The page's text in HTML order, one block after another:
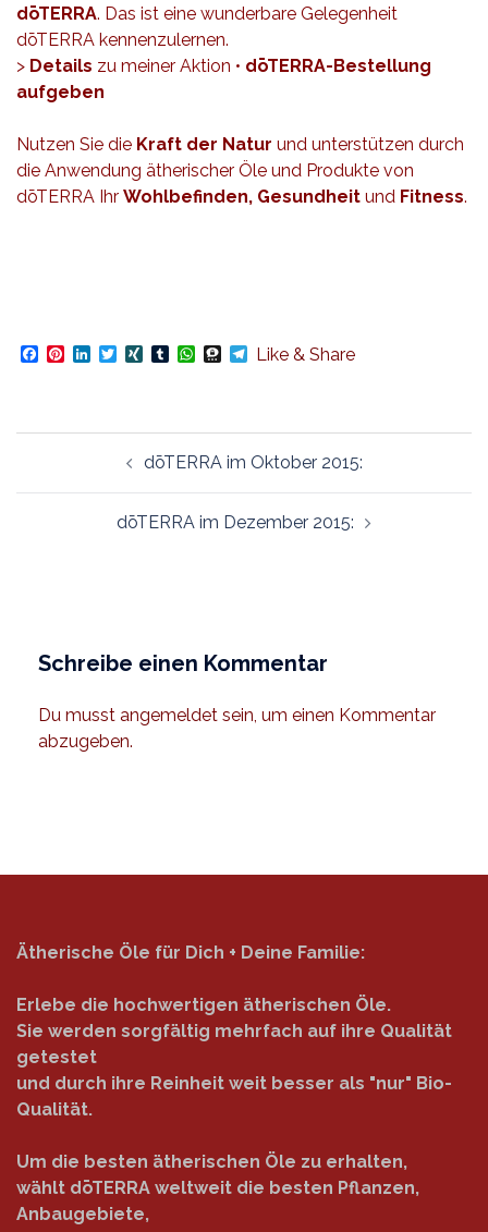
dōTERRA. Das ist eine wunderbare Gelegenheit
dōTERRA kennenzulernen.
> Details zu meiner Aktion • dōTERRA-Bestellung
aufgeben
Nutzen Sie die Kraft der Natur und unterstützen durch
die Anwendung ätherischer Öle und Produkte von
dōTERRA Ihr Wohlbefinden, Gesundheit und Fitness.
Facebook
Pinterest
LinkedIn
TwitterXINGTumblrWhatsApp
Threema
Telegram
Like & Share
dōTERRA im Oktober 2015:
dōTERRA im Dezember 2015:
Schreibe einen Kommentar
Du musst angemeldet sein, um einen Kommentar
abzugeben.
Ätherische Öle für Dich + Deine Familie:
Erlebe die hochwertigen ätherischen Öle.
Sie werden sorgfältig mehrfach auf ihre Qualität
getestet
und durch ihre Reinheit weit besser als "nur" Bio-
Qualität.
Um die besten ätherischen Öle zu erhalten,
wählt dōTERRA weltweit die besten Pflanzen,
Anbaugebiete,